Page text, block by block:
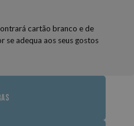
cartão branco e de
se adequa aos seus gostos